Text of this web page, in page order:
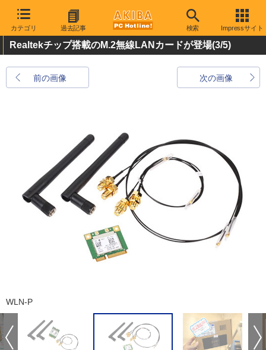
カテゴリ 過去記事 検索 Impressサイト
Realtekチップ搭載のM.2無線LANカードが登場(3/5)
前の画像 次の画像
WLN-P